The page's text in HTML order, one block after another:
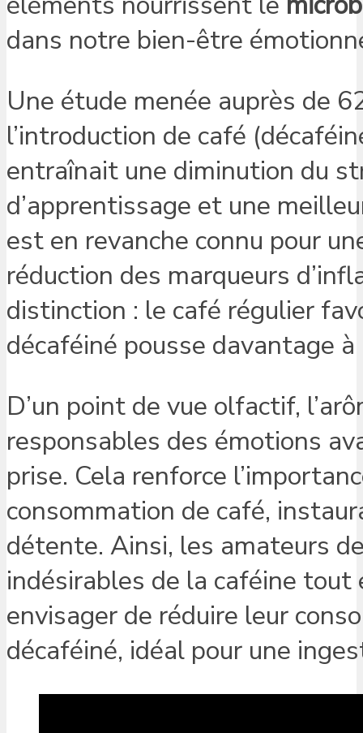
dans notre bien-être
Une étude menée auprès de
l’introduction de café
entraînait une diminution du
d’apprentissage et une
est en revanche connu pour
réduction des marqueurs
distinction : le café régulier
décaféiné pousse davantage
D’un point de vue olfactif,
responsables des émotions
prise. Cela renforce
consommation de café,
détente. Ainsi, les amateurs
indésirables de la caféine tout
envisager de réduire leur
décaféiné, idéal pour une